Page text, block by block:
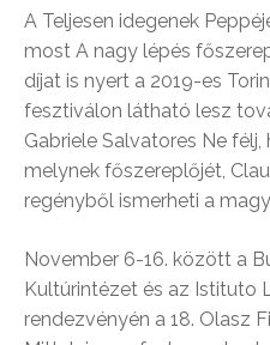
A Teljesen idegenek
most A nagy lépés
díjat is nyert a 2019-es
fesztiválon látható lesz
Gabriele Salvatores Ne
melynek főszereplőjét,
regényből ismerheti a
November 6-16. között a
Kultúrintézet és az Istituto
rendezvényén a 18. Olasz